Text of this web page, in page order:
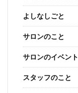
よしなしごと
サロンのこと
サロンのイベント
スタッフのこと